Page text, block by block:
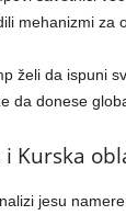
mehanizmi za
želi da ispuni
da donese
i Kurska
jesu